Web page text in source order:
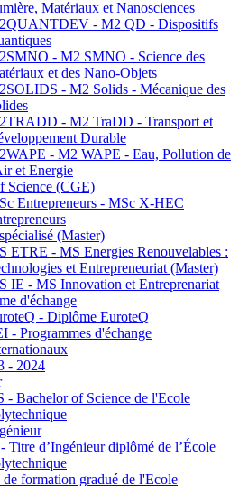
Matériaux et Nanosciences
- M2 QD - Dispositifs
- M2 SMNO - Science des
et des Nano-Objets
- M2 Solids - Mécanique des
- M2 TraDD - Transport et
Durable
- M2 WAPE - Eau, Pollution de
et Energie
Science (CGE)
Entrepreneurs - MSc X-HEC
(Master)
ETRE - MS Energies Renouvelables :
et Entrepreneuriat (Master)
IE - MS Innovation et Entreprenariat
d'échange
- Diplôme EuroteQ
- Programmes d'échange
- 2024
- Bachelor of Science de l'Ecole
Titre d’Ingénieur diplômé de l’École
formation gradué de l'Ecole